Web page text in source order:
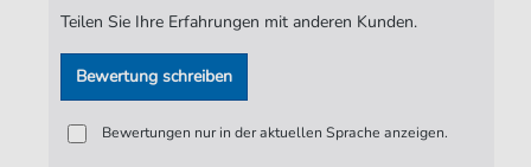
Teilen Sie Ihre Erfahrungen mit anderen Kunden.
Bewertung schreiben
Bewertungen nur in der aktuellen Sprache anzeigen.